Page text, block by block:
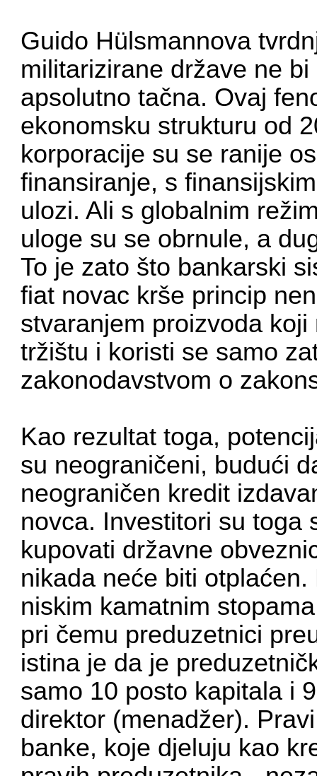
Guido Hülsmannova
militarizirane države ne
apsolutno tačna. Ovaj
ekonomsku strukturu od
korporacije su se ranije
finansiranje, s
ulozi. Ali s globalnim
uloge su se obrnule, a
To je zato što bankarski
fiat novac krše princip
stvaranjem proizvoda
tržištu i koristi se samo
zakonodavstvom o
Kao rezultat toga,
su neograničeni, budući
neograničen kredit
novca. Investitori su toga
kupovati državne
nikada neće biti
niskim kamatnim
pri čemu preduzetnici
istina je da je
samo 10 posto kapitala i
direktor (menadžer).
banke, koje djeluju kao